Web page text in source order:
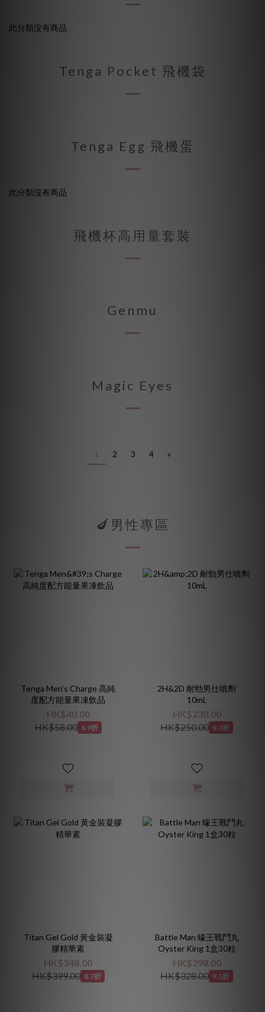
此分類沒有商品
Tenga Pocket 飛機袋
Tenga Egg 飛機蛋
此分類沒有商品
飛機杯高用量套裝
Genmu
Magic Eyes
1 2 3 4 »
🍆男性專區
Tenga Men's Charge 高純
度配方能量果凍飲品
HK$40.00
HK$58.00 6.9折
2H&2D 耐勁男仕噴劑
10mL
HK$230.00
HK$250.00 9.2折
Titan Gel Gold 黃金裝凝
膠精華素
HK$348.00
HK$399.00 8.7折
Battle Man 蠔王戰鬥丸
Oyster King 1盒30粒
HK$298.00
HK$328.00 9.1折